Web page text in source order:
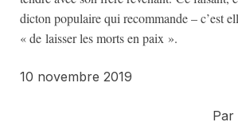
dicton populaire qui recommande – c’est
« de laisser les morts en paix ».
10 novembre 2019
Par